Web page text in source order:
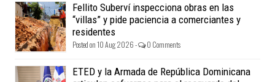
Fellito Suberví inspecciona obras en las
“villas” y pide paciencia a comerciantes y
residentes
Posted on 10 Aug 2026 - 0 Comments
ETED y la Armada de República Dominicana